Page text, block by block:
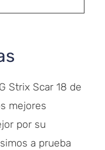
Strix Scar 18 de
mejores
por su
a prueba